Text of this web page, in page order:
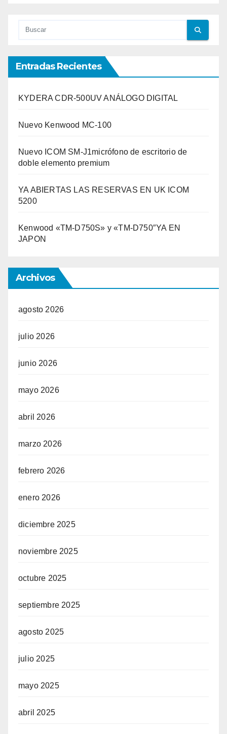
Entradas Recientes
KYDERA CDR-500UV ANÁLOGO DIGITAL
Nuevo Kenwood MC-100
Nuevo ICOM SM-J1micrófono de escritorio de
doble elemento premium
YA ABIERTAS LAS RESERVAS EN UK ICOM
5200
Kenwood «TM-D750S» y «TM-D750″YA EN
JAPON
Archivos
agosto 2026
julio 2026
junio 2026
mayo 2026
abril 2026
marzo 2026
febrero 2026
enero 2026
diciembre 2025
noviembre 2025
octubre 2025
septiembre 2025
agosto 2025
julio 2025
mayo 2025
abril 2025